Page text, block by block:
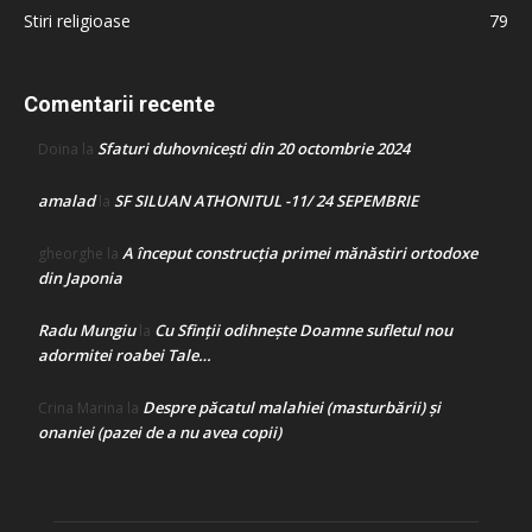
Stiri religioase
79
Comentarii recente
Doina la Sfaturi duhovnicești din 20 octombrie 2024
amaladla SF SILUAN ATHONITUL -11/ 24 SEPEMBRIE
gheorghe la A început construcţia primei mănăstiri ortodoxe
din Japonia
Radu Mungiula Cu Sfinții odihnește Doamne sufletul nou
adormitei roabei Tale…
Crina Marina la Despre păcatul malahiei (masturbării) şi
onaniei (pazei de a nu avea copii)